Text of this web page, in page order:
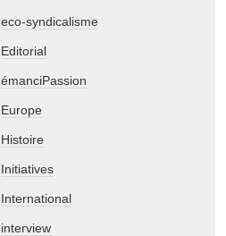
eco-syndicalisme
Editorial
émanciPassion
Europe
Histoire
Initiatives
International
interview